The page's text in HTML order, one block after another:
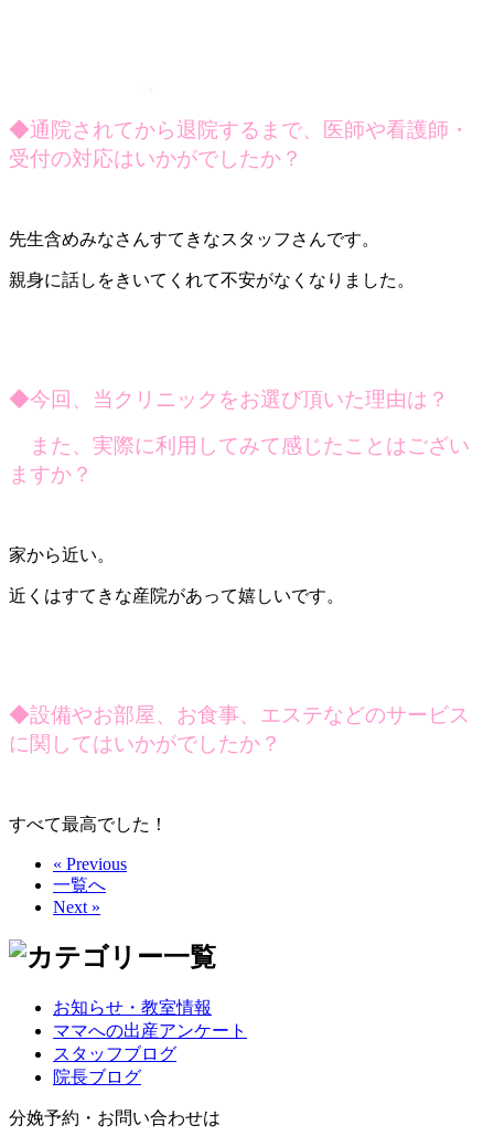
◆通院されてから退院するまで、医師や看護師・
受付の対応はいかがでしたか？
先生含めみなさんすてきなスタッフさんです。
親身に話しをきいてくれて不安がなくなりました。
◆今回、当クリニックをお選び頂いた理由は？
また、実際に利用してみて感じたことはござい
ますか？
家から近い。
近くはすてきな産院があって嬉しいです。
◆設備やお部屋、お食事、エステなどのサービス
に関してはいかがでしたか？
すべて最高でした！
« Previous
一覧へ
Next »
お知らせ・教室情報
ママへの出産アンケート
スタッフブログ
院長ブログ
分娩予約・お問い合わせは